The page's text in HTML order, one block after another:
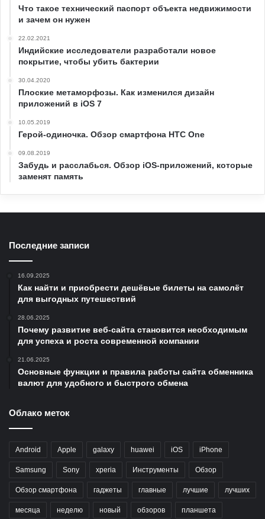
Что такое технический паспорт объекта недвижимости
и зачем он нужен
22.02.2021
Индийские исследователи разработали новое
покрытие, чтобы убить бактерии
30.04.2020
Плоские метаморфозы. Как изменился дизайн
приложений в iOS 7
10.05.2019
Герой-одиночка. Обзор смартфона HTC One
09.08.2019
Забудь и расслабься. Обзор iOS-приложений, которые
заменят память
Последние записи
16.09.2025
Как найти и приобрести дешёвые билеты на самолёт
для выгодных путешествий
28.06.2025
Почему развитие веб-сайта становится необходимым
для успеха и роста современной компании
21.06.2025
Основные функции и правила работы сайта обменника
валют для удобного и быстрого обмена
Облако меток
Android Apple galaxy huawei iOS iPhone
Samsung Sony xperia Инструменты Обзор
Обзор смартфона гаджеты главные лучшие лучших
месяца неделю новый обзоров планшета